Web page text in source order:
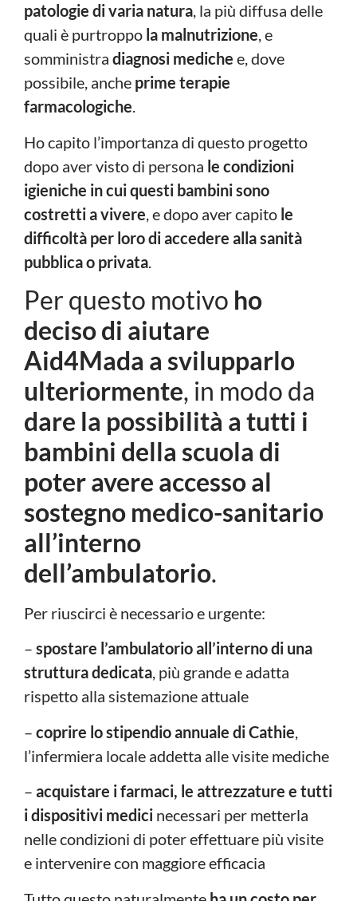
patologie di varia natura, la più diffusa delle
quali è purtroppo la malnutrizione, e
somministra diagnosi mediche e, dove
possibile, anche prime terapie
farmacologiche.
Ho capito l’importanza di questo progetto
dopo aver visto di persona le condizioni
igieniche in cui questi bambini sono
costretti a vivere , e dopo aver capito le
difficoltà per loro di accedere alla sanità
pubblica o privata
Per questo motivo ho
deciso di aiutare
Aid4Mada a svilupparlo
ulteriormente, in modo da
dare la possibilità a tutti i
bambini della scuola di
poter avere accesso al
sostegno medico-sanitario
all’interno
dell’ambulatorio.
Per riuscirci è necessario e urgente:
– spostare l’ambulatorio all’interno di una
struttura dedicata, più grande e adatta
rispetto alla sistemazione attuale
– coprire lo stipendio annuale di Cathie,
l’infermiera locale addetta alle visite mediche
– acquistare i farmaci, le attrezzature e tutti
i dispositivi medici necessari per metterla
nelle condizioni di poter effettuare più visite
e intervenire con maggiore efficacia